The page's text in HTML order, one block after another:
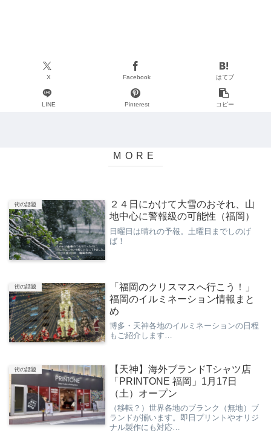
X Facebook はてブ
LINE Pinterest コピー
街の話題
２４日にかけて大雪のおそれ、山
地中心に警報級の可能性（福岡）
日曜日は晴れの予報。土曜日までしのげ
ば！
街の話題
「福岡のクリスマスへ行こう！」
福岡のイルミネーション情報まと
め
博多・天神各地のイルミネーションの日程
もご紹介します…
街の話題
【天神】海外ブランドTシャツ店
「PRINTONE 福岡」1月17日
（土）オープン
（移転？）世界各地のブランク（無地）ブ
ランドが揃います。即日プリントやオリジ
ナル製作にも対応…